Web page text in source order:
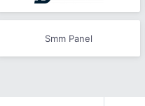
Smm Panel